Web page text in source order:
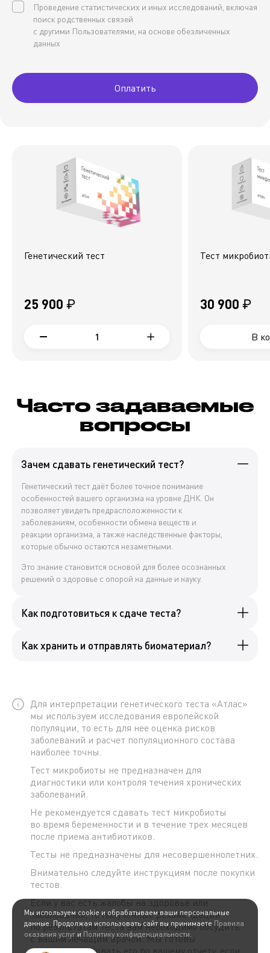
Проведение статистических и иных исследований, включая
поиск родственных связей
с другими Пользователями, на основе обезличенных
данных
Оплатить
Генетический тест
25 900 ₽
1
Тест
30 900 ₽
В
Часто задаваемые
вопросы
Зачем сдавать генетический тест?
Генетический тест даёт более точное понимание
особенностей вашего организма на уровне ДНК. Он
позволяет увидеть предрасположенности к
заболеваниям, особенности обмена веществ и
реакции организма, а также наследственные факторы,
которые обычно остаются незаметными.
Это знание становится основой для более осознанных
решений о здоровье с опорой на данные и науку.
Как подготовиться к сдаче теста?
Как хранить и отправлять биоматериал?
Для интерпретации генетического теста «Атлас»
мы используем исследования европейской
популяции, то есть для нее оценка рисков
заболеваний и расчет популяционного состава
наиболее точны.
Тест микробиоты не предназначен для
диагностики или контроля течения хронических
заболеваний.
Не рекомендуется сдавать тест микробиоты
во время беременности и в течение трех месяцев
после приема антибиотиков.
Тесты не предназначены для несовершеннолетних.
Внимательно следуйте инструкциям после покупки
тестов.
Если у вас есть жалобы на здоровье или
заболевания, то полученные рекомендации
по результатам теста вам необходимо обсудить
с вашим лечащим врачом. Мы готовы
проконсультировать его по вашему отчету, если
Мы используем cookie и обрабатываем ваши персональные
данные. Продолжая использовать сайт вы принимаете Правила
оказания услуг и Политику конфиденциальности